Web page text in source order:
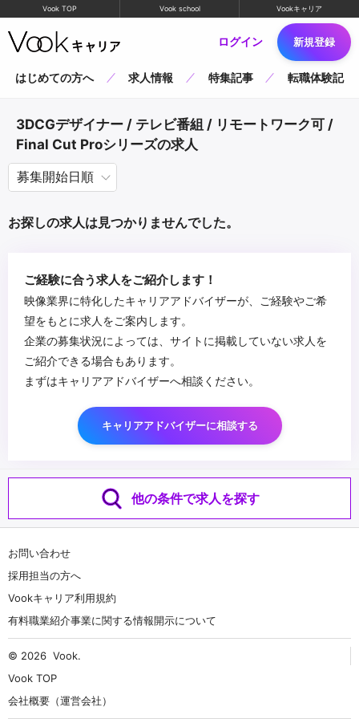
Vook TOP Vook school Vookキャリア
ログイン 新規登録
はじめての方へ 求人情報 特集記事 転職体験記
3DCGデザイナー / テレビ番組 / リモートワーク可 /
Final Cut Proシリーズの求人
お探しの求人は見つかりませんでした。
ご経験に合う求人をご紹介します！
映像業界に特化したキャリアアドバイザーが、ご経験やご希
望をもとに求人をご案内します。
企業の募集状況によっては、サイトに掲載していない求人を
ご紹介できる場合もあります。
まずはキャリアアドバイザーへ相談ください。
キャリアアドバイザーに相談する
他の条件で求人を探す
お問い合わせ
採用担当の方へ
Vookキャリア利用規約
有料職業紹介事業に関する情報開示について
© 2026 Vook.
Vook TOP
会社概要（運営会社）